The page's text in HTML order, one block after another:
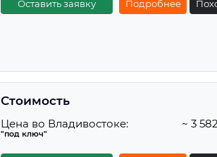
Оставить заявку Подробнее
Стоимость
Цена во Владивостоке:
"под ключ"
~ 3